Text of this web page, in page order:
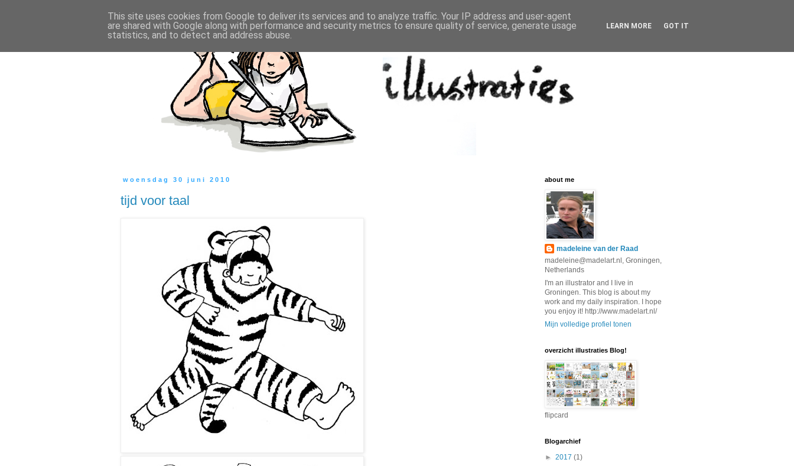
woensdag 30 juni 2010
tijd voor taal
about me
madeleine van der Raad
madeleine@madelart.nl, Groningen,
Netherlands
I'm an illustrator and I live in
Groningen. This blog is about my
work and my daily inspiration. I hope
you enjoy it! http://www.madelart.nl/
Mijn volledige profiel tonen
overzicht illustraties Blog!
flipcard
Blogarchief
► 2017 (1)
This site uses cookies from Google to deliver its services and to analyze traffic. Your IP address and user-agent
are shared with Google along with performance and security metrics to ensure quality of service, generate usage
statistics, and to detect and address abuse.
LEARN MORE GOT IT